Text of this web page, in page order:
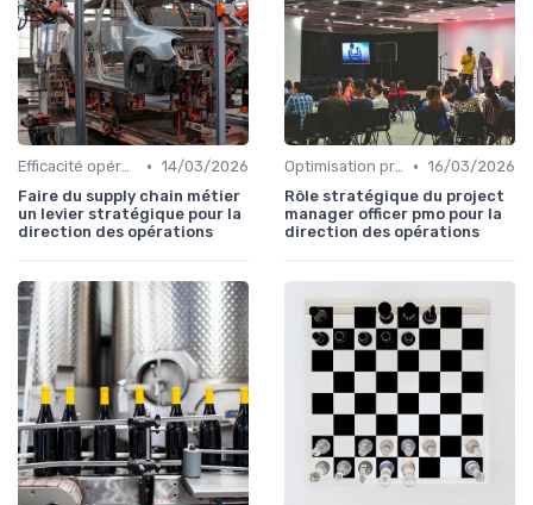
Efficacité opérationnelle • 14/03/2026
Faire du supply chain métier
un levier stratégique pour la
direction des opérations
Optimisation processus • 16/03/2026
Rôle stratégique du project
manager officer pmo pour la
direction des opérations